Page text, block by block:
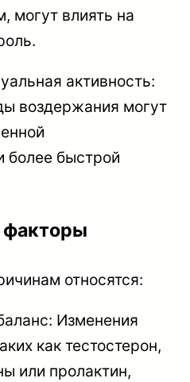
могут влиять на
активность:
воздержания могут
более быстрой
факторы
относятся:
Изменения
как тестостерон,
или пролактин,